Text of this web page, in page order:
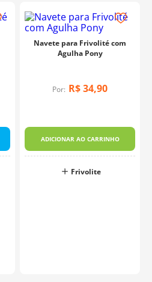
Navete para Frivolité com
Agulha Pony
Por: R$34,90
ADICIONAR AO CARRINHO
Frivolite